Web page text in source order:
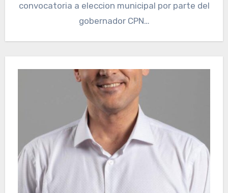
convocatoria a eleccion municipal por parte del
gobernador CPN…